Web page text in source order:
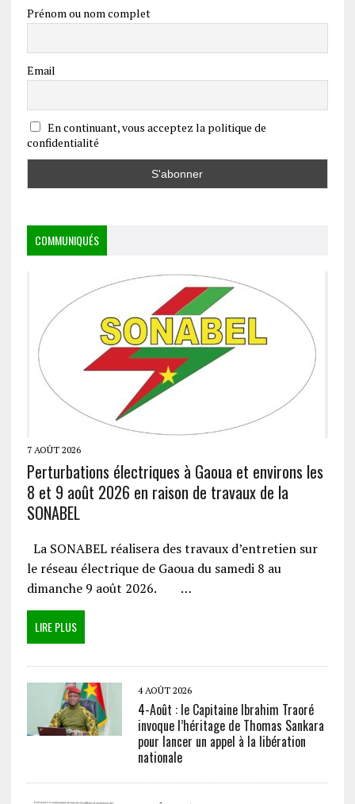
Prénom ou nom complet
Email
En continuant, vous acceptez la politique de
confidentialité
COMMUNIQUÉS
7 AOÛT 2026
Perturbations électriques à Gaoua et environs les
8 et 9 août 2026 en raison de travaux de la
SONABEL
La SONABEL réalisera des travaux d’entretien sur
le réseau électrique de Gaoua du samedi 8 au
dimanche 9 août 2026. …
LIRE PLUS
4 AOÛT 2026
4-Août : le Capitaine Ibrahim Traoré
invoque l’héritage de Thomas Sankara
pour lancer un appel à la libération
nationale